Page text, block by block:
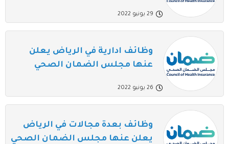
29 يونيو 2022
وظائف ادارية في الرياض يعلن
عنها مجلس الضمان الصحي
26 يونيو 2022
وظائف بعدة مجالات في الرياض
يعلن عنها مجلس الضمان الصحي